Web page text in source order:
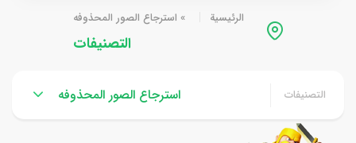
الرئيسية » استرجاع الصور المحذوفه
التصنيفات
التصنيفات استرجاع الصور المحذوفه